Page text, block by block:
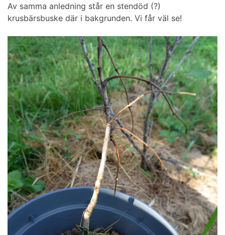
Av samma anledning står en stendöd (?)
krusbärsbuske där i bakgrunden. Vi får väl se!